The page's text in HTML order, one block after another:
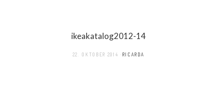
ikeakatalog2012-14
22. OKTOBER 2014 RICARDA